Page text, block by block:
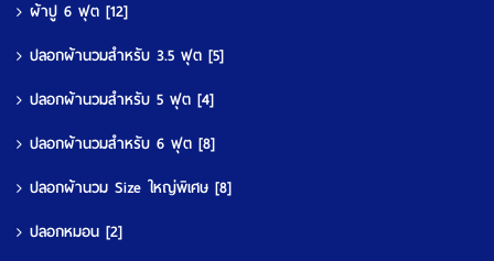
ผ้าปู 6 ฟุต [12]
ปลอกผ้านวมสำหรับ 3.5 ฟุต [5]
ปลอกผ้านวมสำหรับ 5 ฟุต [4]
ปลอกผ้านวมสำหรับ 6 ฟุต [8]
ปลอกผ้านวม Size ใหญ่พิเศษ [8]
ปลอกหมอน [2]